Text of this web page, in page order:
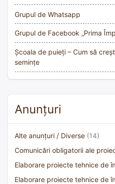
Grupul de Whatsapp
Grupul de Facebook „Prima
Școala de puieți – Cum să
semințe
Anunțuri
Alte anunțuri / Diverse (14)
Comunicări obligatorii ale
Elaborare proiecte tehnice de
Elaborare proiecte tehnice de